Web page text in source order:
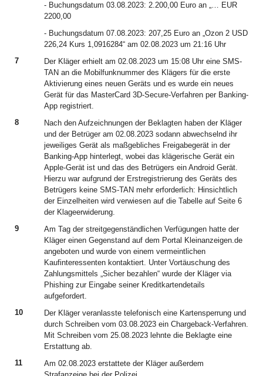
- Buchungsdatum 03.08.2023: 2.200,00 Euro an „… EUR
2200,00
- Buchungsdatum 07.08.2023: 207,25 Euro an „Ozon 2 USD
226,24 Kurs 1,0916284“ am 02.08.2023 um 21:16 Uhr
7
Der Kläger erhielt am 02.08.2023 um 15:08 Uhr eine SMS-
TAN an die Mobilfunknummer des Klägers für die erste
Aktivierung eines neuen Geräts und es wurde ein neues
Gerät für das MasterCard 3D-Secure-Verfahren per Banking-
App registriert.
8
Nach den Aufzeichnungen der Beklagten haben der Kläger
und der Betrüger am 02.08.2023 sodann abwechselnd ihr
jeweiliges Gerät als maßgebliches Freigabegerät in der
Banking-App hinterlegt, wobei das klägerische Gerät ein
Apple-Gerät ist und das des Betrügers ein Android Gerät.
Hierzu war aufgrund der Erstregistrierung des Geräts des
Betrügers keine SMS-TAN mehr erforderlich: Hinsichtlich
der Einzelheiten wird verwiesen auf die Tabelle auf Seite 6
der Klageerwiderung.
9
Am Tag der streitgegenständlichen Verfügungen hatte der
Kläger einen Gegenstand auf dem Portal Kleinanzeigen.de
angeboten und wurde von einem vermeintlichen
Kaufinteressenten kontaktiert. Unter Vortäuschung des
Zahlungsmittels „Sicher bezahlen“ wurde der Kläger via
Phishing zur Eingabe seiner Kreditkartendetails
aufgefordert.
10
Der Kläger veranlasste telefonisch eine Kartensperrung und
durch Schreiben vom 03.08.2023 ein Chargeback-Verfahren.
Mit Schreiben vom 25.08.2023 lehnte die Beklagte eine
Erstattung ab.
11
Am 02.08.2023 erstattete der Kläger außerdem